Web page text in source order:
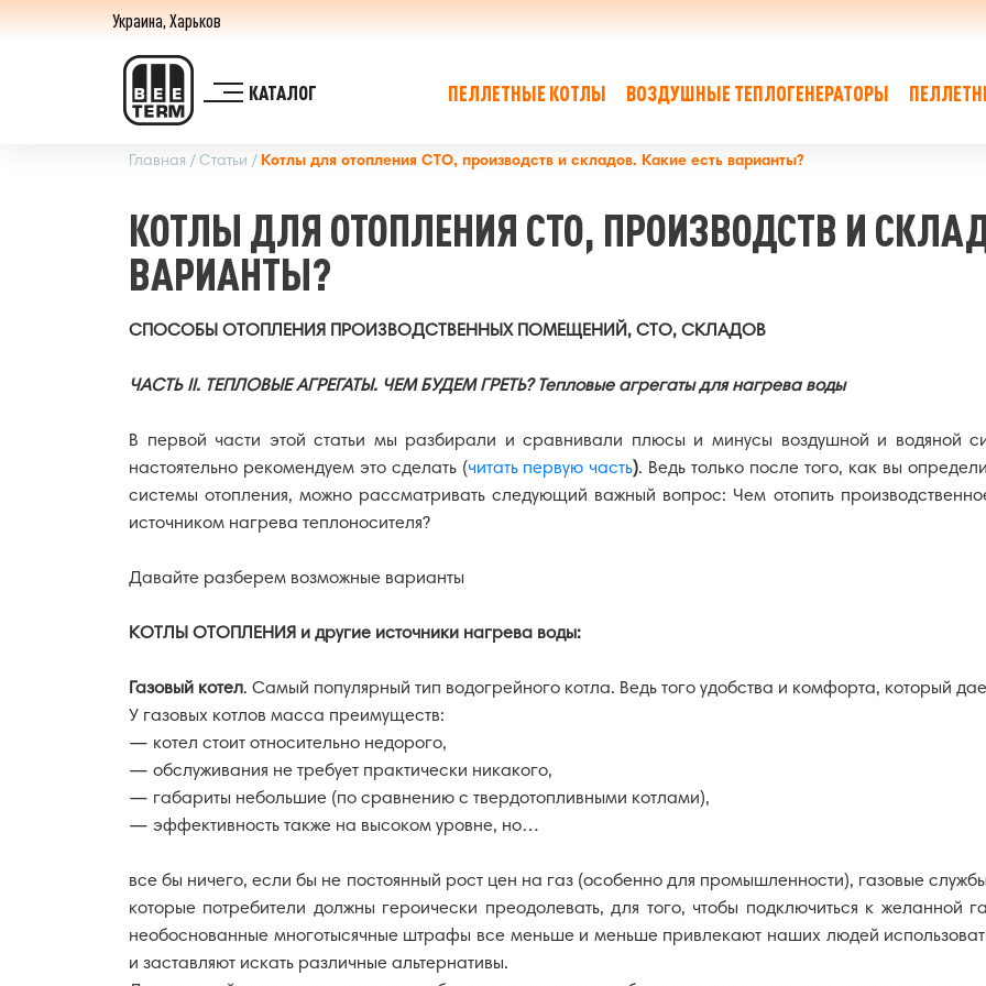
Украина, Харьков
КАТАЛОГ ПЕЛЛЕТНЫЕ КОТЛЫ ВОЗДУШНЫЕ ТЕПЛОГЕНЕРАТОРЫ
Твердотопливные котлы под горелку
Шнеки подачи пеллет Бункеры для хранения пеллет Сопутствующие товары
УСЛУГИ
Просчет
Монтаж
Главная / Статьи / Котлы для отопления СТО, производств и складов. Какие есть варианты?
КОТЛЫ ДЛЯ ОТОПЛЕНИЯ СТО, ПРОИЗВОДСТВ И
ВАРИАНТЫ?
СПОСОБЫ ОТОПЛЕНИЯ ПРОИЗВОДСТВЕННЫХ ПОМЕЩЕНИЙ, СТО, СКЛАДОВ
ЧАСТЬ II. ТЕПЛОВЫЕ АГРЕГАТЫ. ЧЕМ БУДЕМ ГРЕТЬ? Тепловые агрегаты для нагрева воды
В первой части этой статьи мы разбирали и сравнивали плюсы и минусы воздушной и водяной
настоятельно рекомендуем это сделать (читать первую часть). Ведь только после того, как вы
системы отопления, можно рассматривать следующий важный вопрос: Чем отопить
источником нагрева теплоносителя?
Давайте разберем возможные варианты
КОТЛЫ ОТОПЛЕНИЯ и другие источники нагрева воды:
Газовый котел. Самый популярный тип водогрейного котла. Ведь того удобства и комфорта, который
У газовых котлов масса преимуществ:
— котел стоит относительно недорого,
— обслуживания не требует практически никакого,
— габариты небольшие (по сравнению с твердотопливными котлами),
— эффективность также на высоком уровне, но…
все бы ничего, если бы не постоянный рост цен на газ (особенно для промышленности), газовые
которые потребители должны героически преодолевать, для того, чтобы подключиться к желанной
необоснованные многотысячные штрафы все меньше и меньше привлекают наших людей
и заставляют искать различные альтернативы.